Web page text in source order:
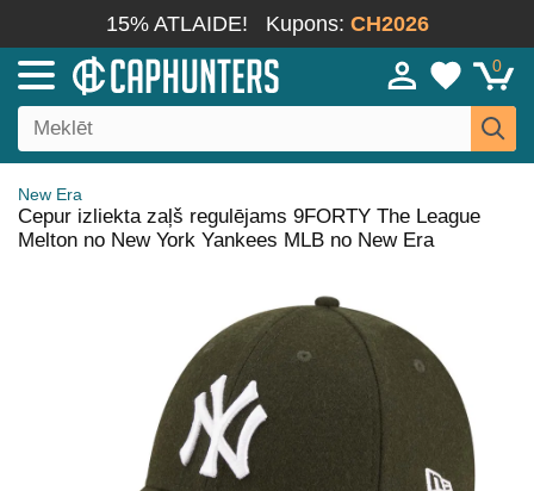
15% ATLAIDE! Kupons: CH2026
0
New Era
Cepur izliekta zaļš regulējams 9FORTY The League
Melton no New York Yankees MLB no New Era